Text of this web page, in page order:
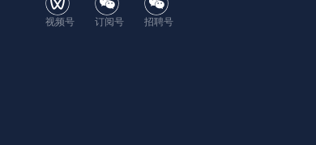
视频号 订阅号 招聘号